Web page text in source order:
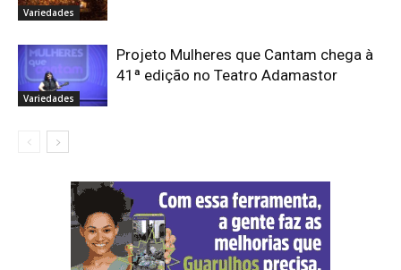
Variedades
Variedades
Projeto Mulheres que Cantam chega à
41ª edição no Teatro Adamastor